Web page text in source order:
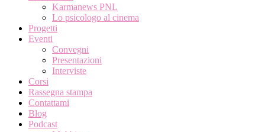
Karmanews PNL
Lo psicologo al cinema
Progetti
Eventi
Convegni
Presentazioni
Interviste
Corsi
Rassegna stampa
Contattami
Blog
Podcast